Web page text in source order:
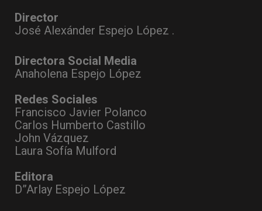
Director
José Alexánder Espejo López .
Directora Social Media
Anaholena Espejo López
Redes Sociales
Francisco Javier Polanco
Carlos Humberto Castillo
John Vázquez
Laura Sofía Mulford
Editora
D”Arlay Espejo López